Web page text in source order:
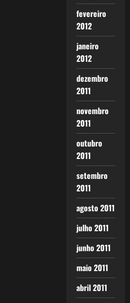
fevereiro
2012
janeiro
2012
dezembro
2011
novembro
2011
outubro
2011
setembro
2011
agosto 2011
julho 2011
junho 2011
maio 2011
abril 2011